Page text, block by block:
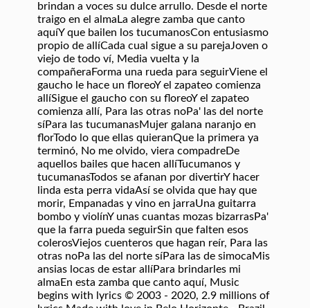
brindan a voces su dulce arrullo. Desde el norte
traigo en el almaLa alegre zamba que canto
aquíY que bailen los tucumanosCon entusiasmo
propio de allíCada cual sigue a su parejaJoven o
viejo de todo ví, Media vuelta y la
compañeraForma una rueda para seguirViene el
gaucho le hace un floreoY el zapateo comienza
allíSigue el gaucho con su floreoY el zapateo
comienza allí, Para las otras noPa' las del norte
síPara las tucumanasMujer galana naranjo en
florTodo lo que ellas quieranQue la primera ya
terminó, No me olvido, viera compadreDe
aquellos bailes que hacen allíTucumanos y
tucumanasTodos se afanan por divertirY hacer
linda esta perra vidaAsí se olvida que hay que
morir, Empanadas y vino en jarraUna guitarra
bombo y violínY unas cuantas mozas bizarrasPa'
que la farra pueda seguirSin que falten esos
colerosViejos cuenteros que hagan reír, Para las
otras noPa las del norte síPara las de simocaMis
ansias locas de estar allíPara brindarles mi
almaEn esta zamba que canto aquí, Music
begins with lyrics © 2003 - 2020, 2.9 millions of